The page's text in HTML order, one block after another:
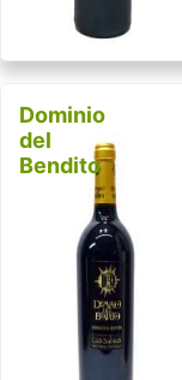
Dominio
del
Bendito